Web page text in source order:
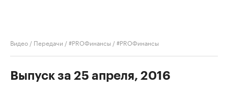
Видео / Передачи /#PROФинансы /#PROФинансы
Выпуск за 25 апреля, 2016